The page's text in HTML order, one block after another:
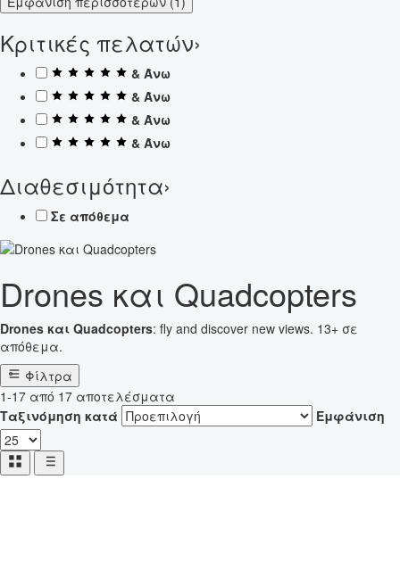
Κριτικές πελατών›
& Άνω
& Άνω
& Άνω
& Άνω
Διαθεσιμότητα›
Σε απόθεμα
Drones και Quadcopters
Drones και Quadcopters: fly and discover new views. 13+ σε
απόθεμα.
Φίλτρα
1-17 από 17 αποτελέσματα
Ταξινόμηση κατά
Εμφάνιση